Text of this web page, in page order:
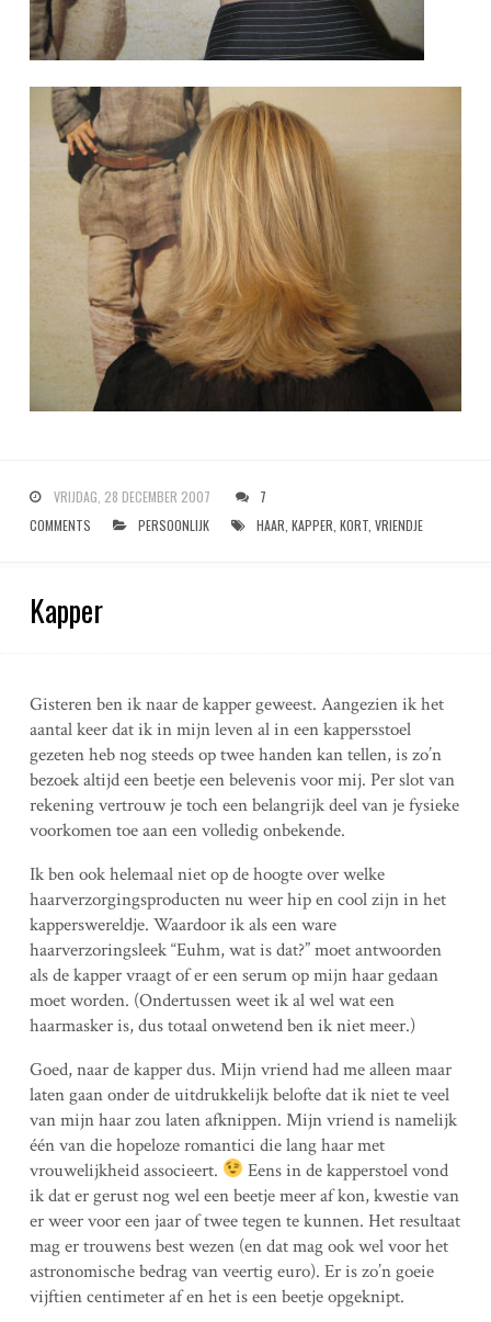
VRIJDAG, 28 DECEMBER 2007
7
COMMENTS
PERSOONLIJK HAAR KAPPER KORT, VRIENDJE
Kapper
Gisteren ben ik naar de kapper geweest. Aangezien ik het
aantal keer dat ik in mijn leven al in een kappersstoel
gezeten heb nog steeds op twee handen kan tellen, is zo’n
bezoek altijd een beetje een belevenis voor mij. Per slot van
rekening vertrouw je toch een belangrijk deel van je fysieke
voorkomen toe aan een volledig onbekende.
Ik ben ook helemaal niet op de hoogte over welke
haarverzorgingsproducten nu weer hip en cool zijn in het
kapperswereldje. Waardoor ik als een ware
haarverzoringsleek “Euhm, wat is dat?” moet antwoorden
als de kapper vraagt of er een serum op mijn haar gedaan
moet worden. (Ondertussen weet ik al wel wat een
haarmasker is, dus totaal onwetend ben ik niet meer.)
Goed, naar de kapper dus. Mijn vriend had me alleen maar
laten gaan onder de uitdrukkelijk belofte dat ik niet te veel
van mijn haar zou laten afknippen. Mijn vriend is namelijk
één van die hopeloze romantici die lang haar met
vrouwelijkheid associeert.
Eens in de kapperstoel vond
ik dat er gerust nog wel een beetje meer af kon, kwestie van
er weer voor een jaar of twee tegen te kunnen. Het resultaat
mag er trouwens best wezen (en dat mag ook wel voor het
astronomische bedrag van veertig euro). Er is zo’n goeie
vijftien centimeter af en het is een beetje opgeknipt.